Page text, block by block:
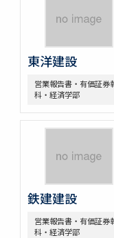
東洋建設
営業報告書・有価証券
科・経済学部
鉄建建設
営業報告書・有価証券
科・経済学部